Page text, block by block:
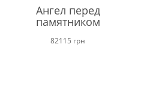
Ангел перед
памятником
82115 грн